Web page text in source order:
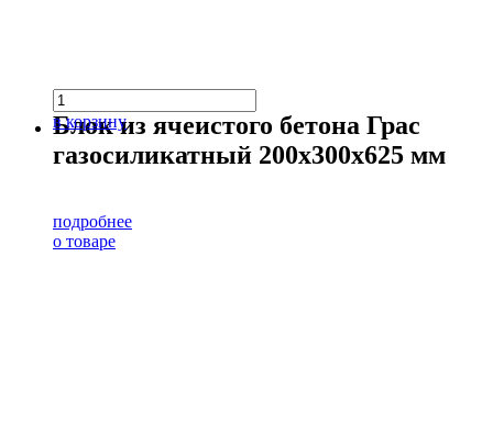
в корзину
Блок из ячеистого бетона Грас
газосиликатный 200х300х625 мм
подробнее
о товаре